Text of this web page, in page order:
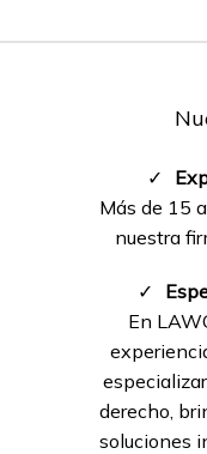
✓
Más de 15
nuestra
✓
En
derecho,
soluciones